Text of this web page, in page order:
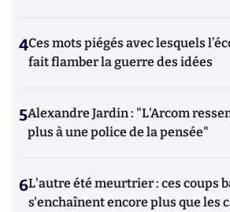
4Ces mots piégés avec lesquels
fait flamber la guerre des idées
5Alexandre Jardin : "L'Arcom
plus à une police de la pensée"
6L'autre été meurtrier : ces coups
s'enchaînent encore plus que les